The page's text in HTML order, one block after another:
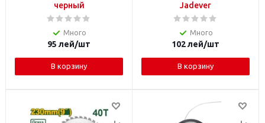
черный
Много
95 лей/шт
В корзину
Jadever
Много
102лей/шт
В корзину